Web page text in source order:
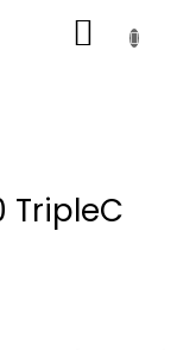
TripleC